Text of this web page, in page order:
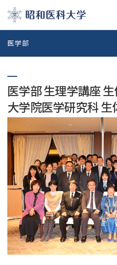
医学部
医学部 生理学講座
大学院医学研究科